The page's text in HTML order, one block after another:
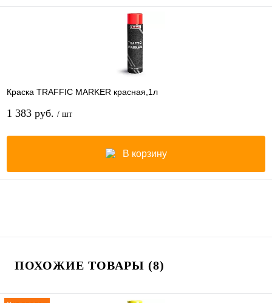
Краска TRAFFIC MARKER красная,1л
1 383 руб. / шт
В корзину
ПОХОЖИЕ ТОВАРЫ (8)